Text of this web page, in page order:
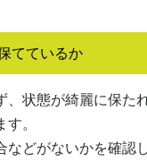
てているか
、状態が綺麗に保た
。
などがないかを確認